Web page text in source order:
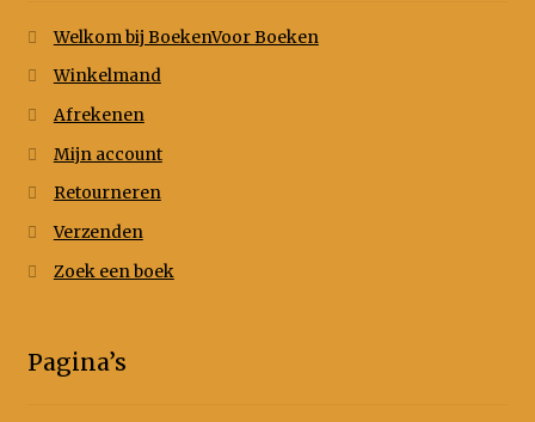
Welkom bij BoekenVoor Boeken
Winkelmand
Afrekenen
Mijn account
Retourneren
Verzenden
Zoek een boek
Pagina’s